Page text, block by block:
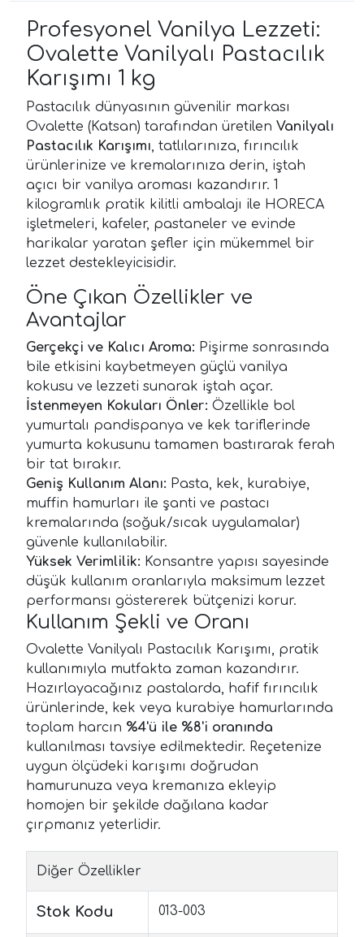
Profesyonel Vanilya Lezzeti:
Ovalette Vanilyalı Pastacılık
Karışımı 1 kg
Pastacılık dünyasının güvenilir markası
Ovalette (Katsan) tarafından üretilen Vanilyalı
Pastacılık Karışımı, tatlılarınıza, fırıncılık
ürünlerinize ve kremalarınıza derin, iştah
açıcı bir vanilya aroması kazandırır. 1
kilogramlık pratik kilitli ambalajı ile HORECA
işletmeleri, kafeler, pastaneler ve evinde
harikalar yaratan şefler için mükemmel bir
lezzet destekleyicisidir.
Öne Çıkan Özellikler ve
Avantajlar
Gerçekçi ve Kalıcı Aroma: Pişirme sonrasında
bile etkisini kaybetmeyen güçlü vanilya
kokusu ve lezzeti sunarak iştah açar.
İstenmeyen Kokuları Önler: Özellikle bol
yumurtalı pandispanya ve kek tariflerinde
yumurta kokusunu tamamen bastırarak ferah
bir tat bırakır.
Geniş Kullanım Alanı: Pasta, kek, kurabiye,
muffin hamurları ile şanti ve pastacı
kremalarında (soğuk/sıcak uygulamalar)
güvenle kullanılabilir.
Yüksek Verimlilik: Konsantre yapısı sayesinde
düşük kullanım oranlarıyla maksimum lezzet
performansı göstererek bütçenizi korur.
Kullanım Şekli ve Oranı
Ovalette Vanilyalı Pastacılık Karışımı, pratik
kullanımıyla mutfakta zaman kazandırır.
Hazırlayacağınız pastalarda, hafif fırıncılık
ürünlerinde, kek veya kurabiye hamurlarında
toplam harcın %4'ü ile %8'i oranında
kullanılması tavsiye edilmektedir. Reçetenize
uygun ölçüdeki karışımı doğrudan
hamurunuza veya kremanıza ekleyip
homojen bir şekilde dağılana kadar
çırpmanız yeterlidir.
Diğer Özellikler
Stok Kodu 013-003